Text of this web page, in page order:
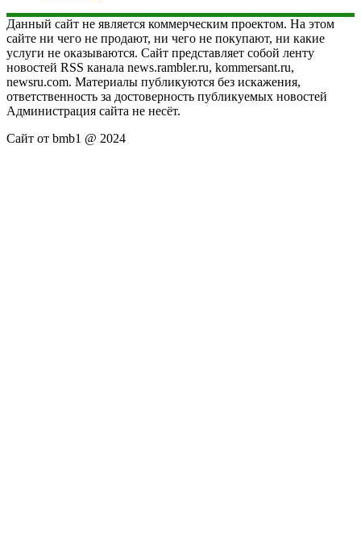
Данный сайт не является коммерческим проектом. На этом
сайте ни чего не продают, ни чего не покупают, ни какие
услуги не оказываются. Сайт представляет собой ленту
новостей RSS канала news.rambler.ru, kommersant.ru,
newsru.com. Материалы публикуются без искажения,
ответственность за достоверность публикуемых новостей
Администрация сайта не несёт.
Сайт от bmb1 @ 2024